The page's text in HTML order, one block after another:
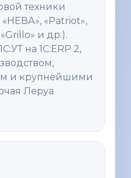
техники
«НЕВА», «Patriot»,
и др.).
на 1С:ERP 2,
и крупнейшими
Леруа